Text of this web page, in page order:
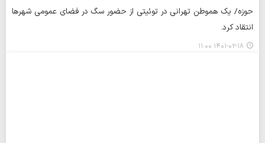
حوزه/ یک هموطن تهرانی در توئیتی از حضور سگ در فضای عمومی شهرها
انتقاد کرد.
۱۴۰۱-۰۲-۱۸ ۱۱:۰۰